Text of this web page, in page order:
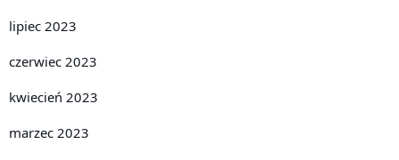
lipiec 2023
czerwiec 2023
kwiecień 2023
marzec 2023